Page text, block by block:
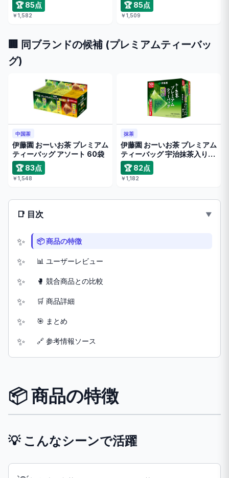
🏆 85点
￥1,582
🏆 85点
￥1,509
🏢 同ブランドの候補 (プレミアムティーバッ
グ)
中国茶
伊藤園 おーいお茶 プレミアム
ティーバッグ アソート 60袋
🏆 83点
￥1,548
抹茶
伊藤園 おーいお茶 プレミアム
ティーバッグ 宇治抹茶入り緑
茶
🏆 82点
￥1,182
📑 目次
📦 商品の特徴
📊 ユーザーレビュー
🥊 競合商品との比較
🛒 商品詳細
🎯 まとめ
🔗 参考情報ソース
📦 商品の特徴
💡 こんなシーンで活躍